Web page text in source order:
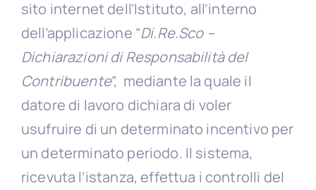
sito internet dell’Istituto, all’interno
dell’applicazione “Di.Re.Sco –
Dichiarazioni di Responsabilità del
Contribuente”, mediante la quale il
datore di lavoro dichiara di voler
usufruire di un determinato incentivo per
un determinato periodo. Il sistema,
ricevuta l’istanza, effettua i controlli del